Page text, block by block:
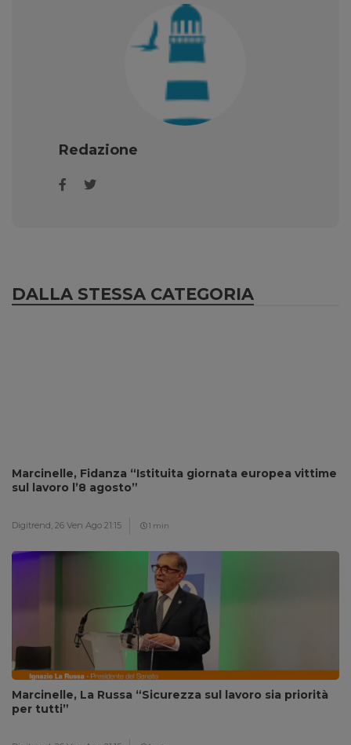
Redazione
DALLA STESSA CATEGORIA
Marcinelle, Fidanza “Istituita giornata europea vittime
sul lavoro l’8 agosto”
Digitrend, 26 Ven Ago 21:15 1 min
Marcinelle, La Russa “Sicurezza sul lavoro sia priorità
per tutti”